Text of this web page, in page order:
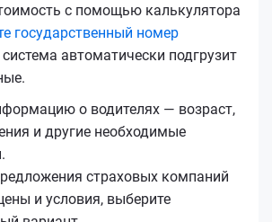
с помощью калькулятора
государственный номер
автоматически подгрузит
о водителях — возраст,
и другие необходимые
страховых компаний
и условия, выберите